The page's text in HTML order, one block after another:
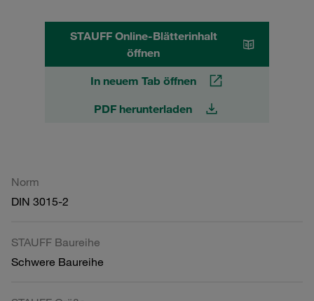
STAUFF Online-Blätterinhalt
öffnen
In neuem Tab öffnen
PDF herunterladen
Norm
DIN 3015-2
STAUFF Baureihe
Schwere Baureihe